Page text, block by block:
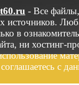
- Все
источников.
в
ни хостинг-
с